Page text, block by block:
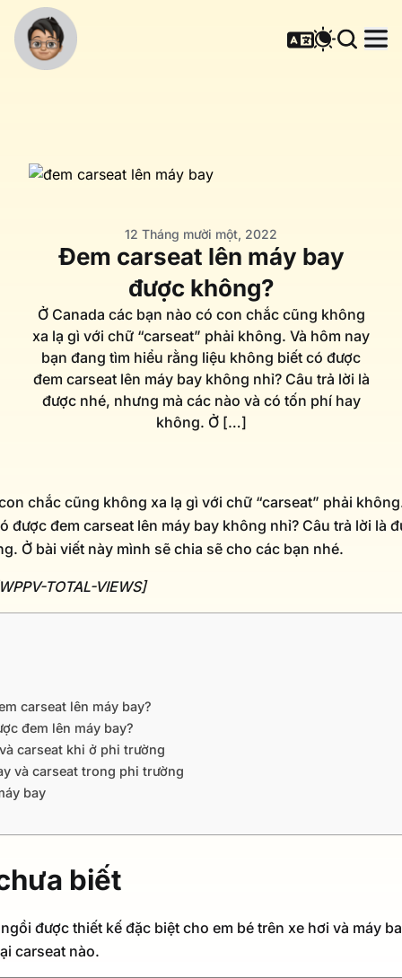
12 Tháng mười một, 2022
Đem carseat lên máy bay
được không?
Ở Canada các bạn nào có con chắc cũng không
xa lạ gì với chữ “carseat” phải không. Và hôm nay
bạn đang tìm hiểu rằng liệu không biết có được
đem carseat lên máy bay không nhỉ? Câu trả lời là
được nhé, nhưng mà các nào và có tốn phí hay
không. Ở […]
chắc cũng không xa lạ gì với chữ “carseat” phải
được đem carseat lên máy bay không nhỉ? Câu trả lời là
Ở bài viết này mình sẽ chia sẽ cho các bạn nhé.
TOTAL-VIEWS]
carseat lên máy bay?
đem lên máy bay?
carseat khi ở phi trường
và carseat trong phi trường
bay
biết
được thiết kế đặc biệt cho em bé trên xe hơi và máy
carseat nào.